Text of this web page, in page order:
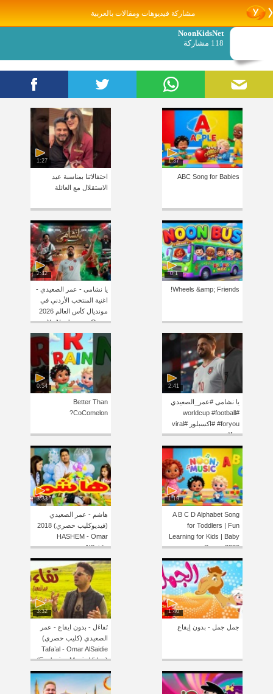
مشاركة فيديوهات ومقالات بالعربية
NoonKidsNet
118 مشاركة
1:37
ABC Song for Babies
1:27
احتفالاتنا بمناسبة عيد
الاستقلال مع العائلة
0:1
Wheels &amp; Friends!
2:42
يا نشامى - عمر الصعيدي -
اغنية المنتخب الأردني في
مونديال كأس العالم 2026
Ya Nashama - Omar
Alsaidie
2:41
يا نشامى #عمر_الصعيدي
#worldcup #football
#foryou #اكسبلور #viral
#fyp
0:54
Better Than
CoComelon?
1:19
A B C D Alphabet Song
for Toddlers | Fun
Learning for Kids | Baby
Songs 2026
3:33
هاشم - عمر الصعيدي
(فيديوكليب حصري) 2018
HASHEM - Omar
AlSaidie
1:40
جمل جمل - بدون إيقاع
3:32
تَفاءَل - بدون ايقاع - عمر
الصعيدي (كليب حصري)
Tafa’al - Omar AlSaidie
(Exclusive Music Video)